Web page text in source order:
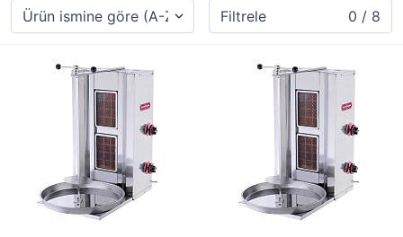
Filtrele 0 / 8